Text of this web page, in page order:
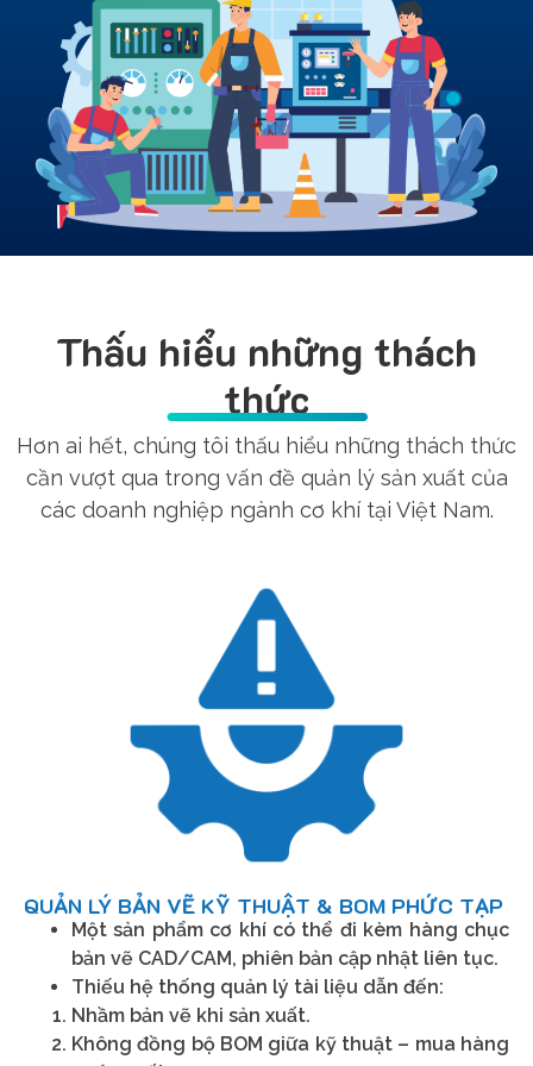
Thấu hiểu những thách
thức
Hơn ai hết, chúng tôi thấu hiểu những thách thức
cần vượt qua trong vấn đề quản lý sản xuất của
các doanh nghiệp ngành cơ khí tại Việt Nam.
QUẢN LÝ BẢN VẼ KỸ THUẬT & BOM PHỨC TẠP
Một sản phẩm cơ khí có thể đi kèm hàng chục
bản vẽ CAD/CAM, phiên bản cập nhật liên tục.
Thiếu hệ thống quản lý tài liệu dẫn đến:
Nhầm bản vẽ khi sản xuất.
Không đồng bộ BOM giữa kỹ thuật – mua hàng